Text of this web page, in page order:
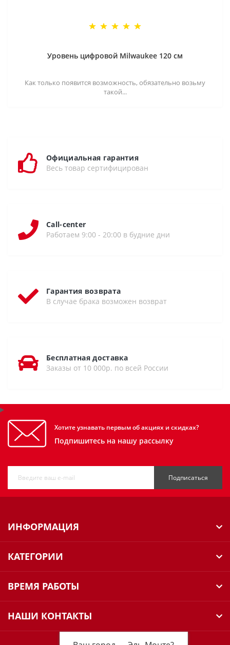
Уровень цифровой Milwaukee 120 см
Как только появится возможность, обязательно возьму
такой...
Официальная гарантия
Весь товар сертифицирован
Call-center
Работаем 9:00 - 20:00 в будние дни
Гарантия возврата
В случае брака возможен возврат
Бесплатная доставка
Заказы от 10 000р. по всей России
Хотите узнавать первым об акциях и скидках?
Подпишитесь на нашу рассылку
Подписаться
ИНФОРМАЦИЯ
КАТЕГОРИИ
ВРЕМЯ РАБОТЫ
НАШИ КОНТАКТЫ